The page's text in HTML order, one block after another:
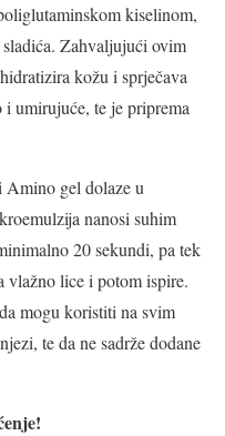
kiselinom,
Zahvaljujući ovim
kožu i sprječava
umirujuće, te je priprema
gel dolaze u
nanosi suhim
20 sekundi, pa tek
vlažno lice i potom ispire.
mogu koristiti na svim
te da ne sadrže dodane